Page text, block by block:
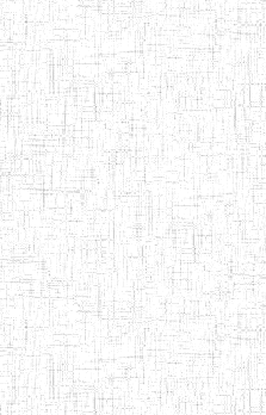
01/01/1975 ENIEG
01/01/1995 ENIEG
22/10/2002 ENIEG
17/08/2012 ENIEG
10/09/2001 ENIEG